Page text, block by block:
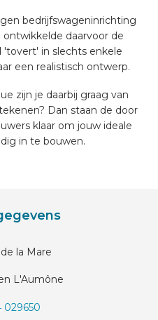
bedrijfswageninrichting
ontwikkelde daarvoor de
'tovert' in slechts enkele
een realistisch ontwerp.
zijn je daarbij graag van
Dan staan de door
klaar om jouw ideale
in te bouwen.
la Mare
L'Aumône
029650